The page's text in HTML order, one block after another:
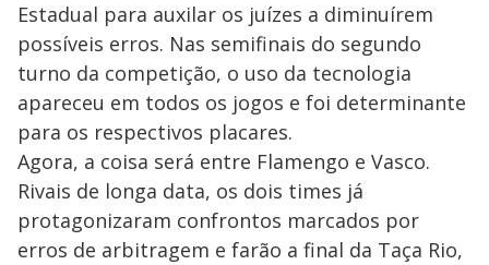
Estadual para auxilar os juízes a diminuírem
possíveis erros. Nas semifinais do segundo
turno da competição, o uso da tecnologia
apareceu em todos os jogos e foi determinante
para os respectivos placares.
Agora, a coisa será entre Flamengo e Vasco.
Rivais de longa data, os dois times já
protagonizaram confrontos marcados por
erros de arbitragem e farão a final da Taça Rio,